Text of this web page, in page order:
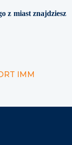
z miast znajdziesz
IMM